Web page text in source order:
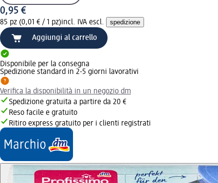
0,95 €
85 pz (0,01 € / 1 pz)incl. IVA escl. spedizione
Aggiungi al carrello
Disponibile per la consegna
Spedizione standard in 2-5 giorni lavorativi
Verifica la disponibilità in un negozio dm
Spedizione gratuita a partire da 20 €
Reso facile e gratuito
Ritiro express gratuito per i clienti registrati